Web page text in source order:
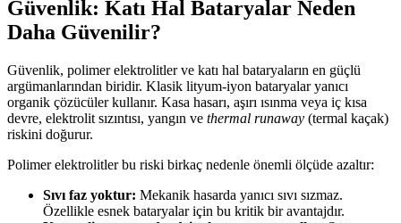
Güvenlik: Katı Hal Bataryalar Neden
Daha Güvenilir?
Güvenlik, polimer elektrolitler ve katı hal bataryaların en güçlü
argümanlarından biridir. Klasik lityum-iyon bataryalar yanıcı
organik çözücüler kullanır. Kasa hasarı, aşırı ısınma veya iç kısa
devre, elektrolit sızıntısı, yangın ve thermal runaway (termal kaçak)
riskini doğurur.
Polimer elektrolitler bu riski birkaç nedenle önemli ölçüde azaltır:
Sıvı faz yoktur: Mekanik hasarda yanıcı sıvı sızmaz.
Özellikle esnek bataryalar için bu kritik bir avantajdır.